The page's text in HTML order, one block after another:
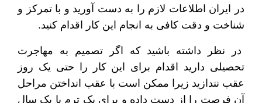
در ایران اطلاعات لازم را به دست آورید و با تمرکز و
شناخت و دقت کافی به انجام این کار اقدام کنید.
در نظر داشته باشید که اگر تصمیم به مهاجرت
تحصیلی دارید اقدام برای این کار را حتی یک روز
عقب نندازید زیرا ممکن است با عقب انداختن مراحل
آن فرصت را از دست داده و برای یک ترم یا یک سال